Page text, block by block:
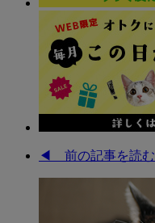
◀︎ 前の記事を読む